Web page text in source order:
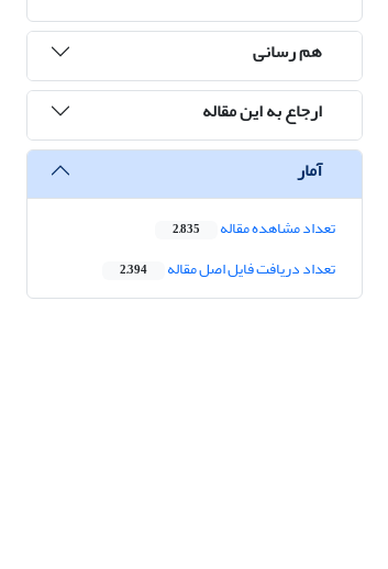
هم رسانی
ارجاع به این مقاله
آمار
تعداد مشاهده مقاله 2,835
تعداد دریافت فایل اصل مقاله 2,394